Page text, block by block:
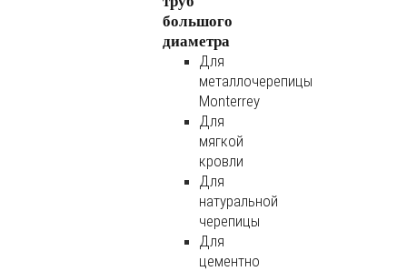
большого
диаметра
Для
металлочерепицы
Monterrey
Для
мягкой
кровли
Для
натуральной
черепицы
Для
цементно